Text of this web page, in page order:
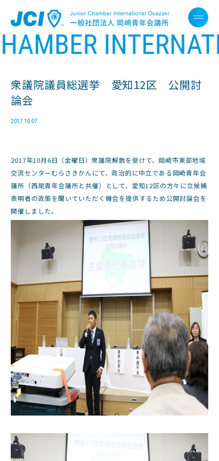
衆議院議員総選挙 愛知12区 公開討
論会
2017.10.07
2017年10月6日（金曜日）衆議院解散を受けて、岡崎市東部地域
交流センターむらさきかんにて、政治的に中立である岡崎青年会
議所（西尾青年会議所と共催）として、愛知12区の方々に立候補
表明者の政策を聞いていただく機会を提供するため公開討論会を
開催しました。